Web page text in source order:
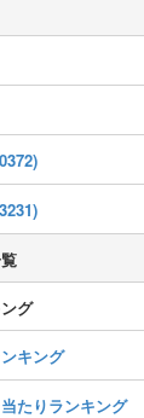
グ
キング
たりランキング